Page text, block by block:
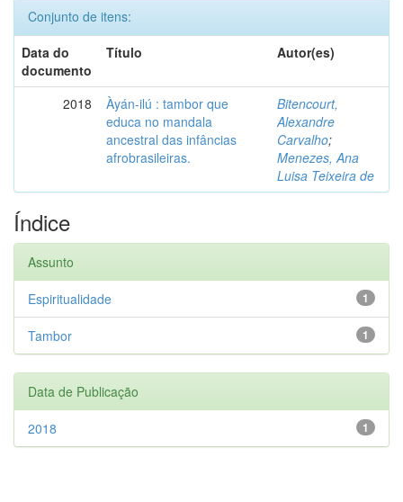
Conjunto de itens:
Data do
documento
Título Autor(es)
2018
Àyán-ilú : tambor que
educa no mandala
ancestral das infâncias
afrobrasileiras.
Bitencourt,
Alexandre
Carvalho;
Menezes, Ana
Luisa Teixeira de
Índice
Assunto
1
Espiritualidade
1
Tambor
Data de Publicação
1
2018